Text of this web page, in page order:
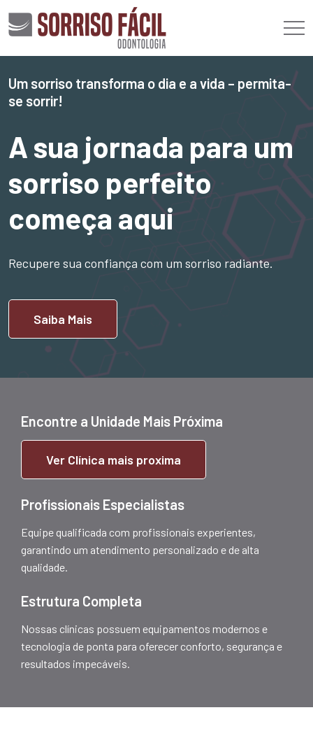
Um sorriso transforma o dia e a vida – permita-
se sorrir!
A sua jornada para um
sorriso perfeito
começa aqui
Recupere sua confiança com um sorriso radiante.
Saiba Mais
Encontre a Unidade Mais Próxima
Ver Clínica mais proxima
Profissionais Especialistas
Equipe qualificada com profissionais experientes,
garantindo um atendimento personalizado e de alta
qualidade.
Estrutura Completa
Nossas clínicas possuem equipamentos modernos e
tecnologia de ponta para oferecer conforto, segurança e
resultados impecáveis.